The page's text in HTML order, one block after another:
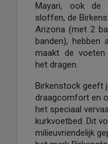
Mayari, ook de
sloffen, de
Arizona (met 2
banden), hebben
maakt de voeten
het dragen.
Birkenstock geeft
draagcomfort en
het speciaal
kurkvoetbed. Dit
milieuvriendelijk